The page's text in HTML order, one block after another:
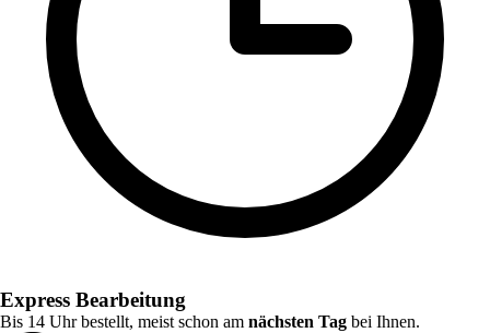
Express Bearbeitung
Bis 14 Uhr bestellt, meist schon am nächsten Tag bei Ihnen.